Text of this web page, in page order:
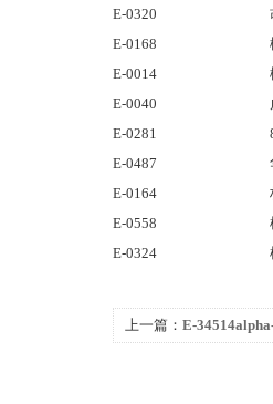
E-0320
E-0168
E-0014
E-0040
E-0281
E-0487
E-0164
E-0558
E-0324
上一篇： E-